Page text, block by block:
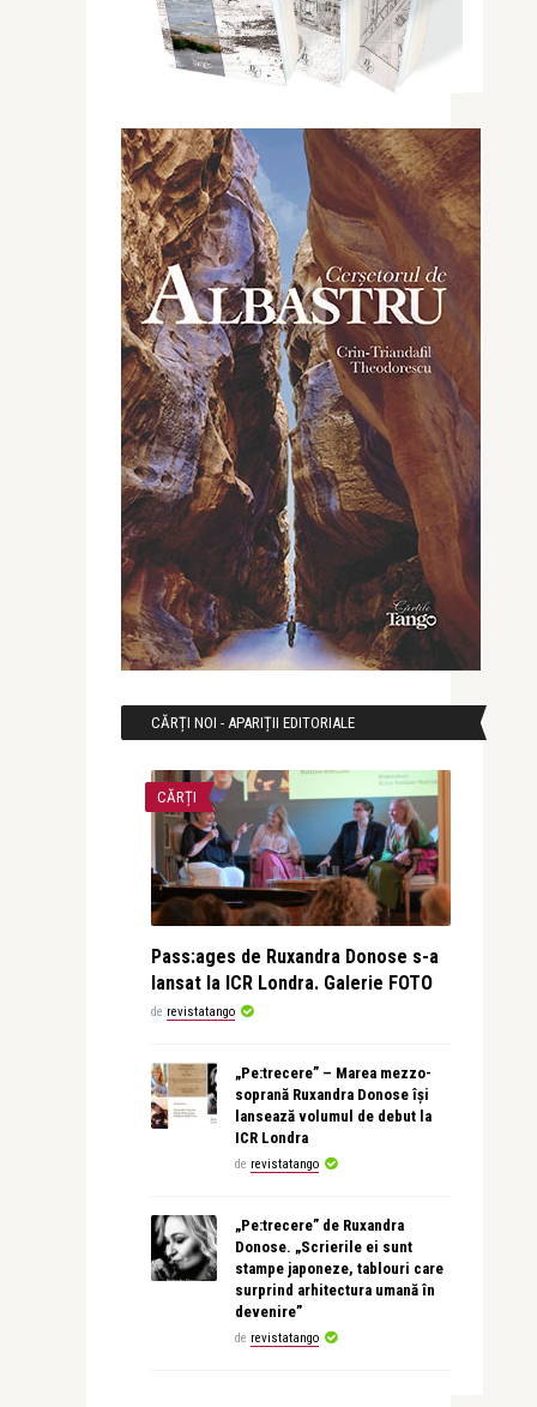
CĂRȚI NOI - APARIȚII EDITORIALE
CĂRȚI
Pass:ages de Ruxandra Donose s-a
lansat la ICR Londra. Galerie FOTO
de revistatango
„Pe:trecere” – Marea mezzo-
soprană Ruxandra Donose își
lansează volumul de debut la
ICR Londra
de revistatango
„Pe:trecere” de Ruxandra
Donose. „Scrierile ei sunt
stampe japoneze, tablouri care
surprind arhitectura umană în
devenire”
de revistatango